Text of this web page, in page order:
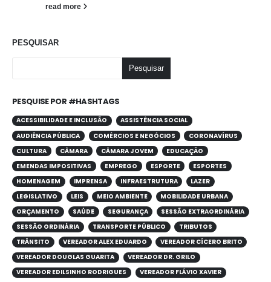
read more
PESQUISAR
Pesquisar
PESQUISE POR #HASHTAGS
ACESSIBILIDADE E INCLUSÃO
ASSISTÊNCIA SOCIAL
AUDIÊNCIA PÚBLICA
COMÉRCIOS E NEGÓCIOS
CORONAVÍRUS
CULTURA
CÂMARA CÂMARA JOVEM
EDUCAÇÃO
EMENDAS IMPOSITIVAS
EMPREGO ESPORTE
ESPORTES
HOMENAGEM
IMPRENSA INFRAESTRUTURA
LAZER
LEGISLATIVO
LEIS MEIO AMBIENTE
MOBILIDADE URBANA
ORÇAMENTO
SAÚDE SEGURANÇA
SESSÃO EXTRAORDINÁRIA
SESSÃO ORDINÁRIA
TRANSPORTE PÚBLICO
TRIBUTOS
TRÂNSITO
VEREADOR ALEX EDUARDO
VEREADOR CÍCERO BRITO
VEREADOR DOUGLAS GUARITA
VEREADOR DR. GRILO
VEREADOR EDILSINHO RODRIGUES
VEREADOR FLÁVIO XAVIER